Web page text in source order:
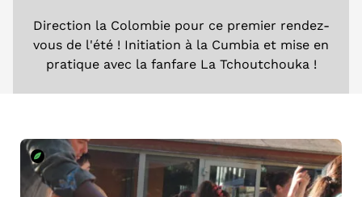
Direction la Colombie pour ce premier rendez-
vous de l'été ! Initiation à la Cumbia et mise en
pratique avec la fanfare La Tchoutchouka !